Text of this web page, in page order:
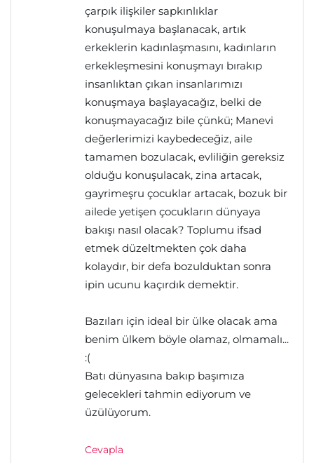
çarpık ilişkiler sapkınlıklar
konuşulmaya başlanacak, artık
erkeklerin kadınlaşmasını, kadınların
erkekleşmesini konuşmayı bırakıp
insanlıktan çıkan insanlarımızı
konuşmaya başlayacağız, belki de
konuşmayacağız bile çünkü; Manevi
değerlerimizi kaybedeceğiz, aile
tamamen bozulacak, evliliğin gereksiz
olduğu konuşulacak, zina artacak,
gayrimeşru çocuklar artacak, bozuk bir
ailede yetişen çocukların dünyaya
bakışı nasıl olacak? Toplumu ifsad
etmek düzeltmekten çok daha
kolaydır, bir defa bozulduktan sonra
ipin ucunu kaçırdık demektir.
Bazıları için ideal bir ülke olacak ama
benim ülkem böyle olamaz, olmamalı...
:(
Batı dünyasına bakıp başımıza
gelecekleri tahmin ediyorum ve
üzülüyorum.
Cevapla